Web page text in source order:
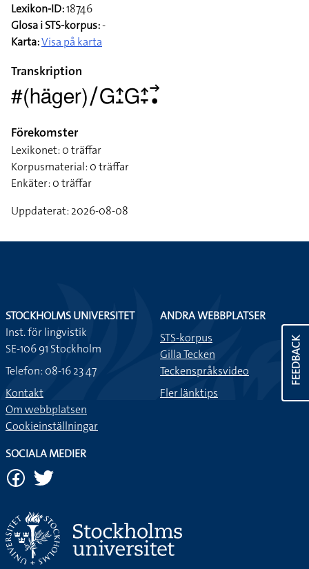
Lexikon-ID:18746
Glosa i STS-korpus:-
Karta:Visa på karta
Transkription
#(häger)􌥠􌤦􌤴􌤸􌤦􌤴􌥙􌥣􌥡
Förekomster
Lexikonet: 0 träffar
Korpusmaterial: 0 träffar
Enkäter: 0 träffar
Uppdaterat: 2026-08-08
FEEDBACK
STOCKHOLMS UNIVERSITET
Inst. för lingvistik
SE-106 91 Stockholm
Telefon: 08-16 23 47
Kontakt
Om webbplatsen
Cookieinställningar
ANDRA WEBBPLATSER
STS-korpus
Gilla Tecken
Teckenspråksvideo
Fler länktips
SOCIALA MEDIER